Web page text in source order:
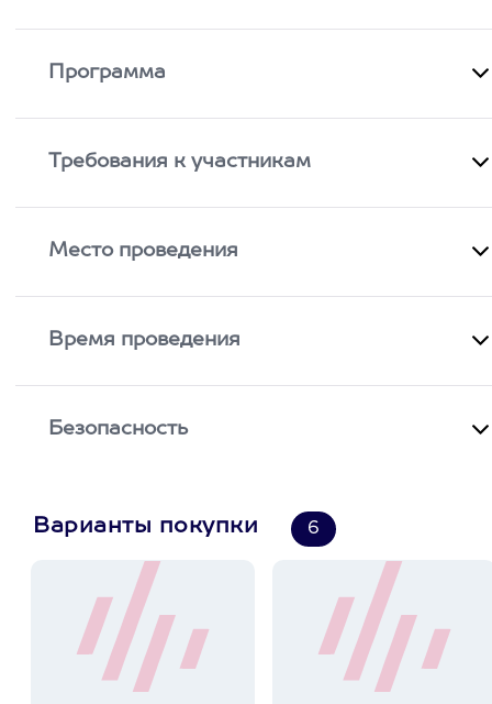
Программа
Требования к участникам
Место проведения
Время проведения
Безопасность
Варианты покупки 6